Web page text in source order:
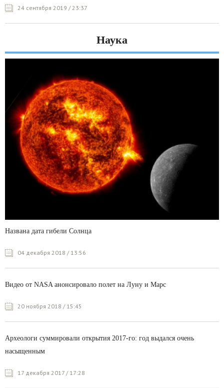
24 сентября 2019 / 23:37
Наука
Названа дата гибели Солнца
04 декабря 2018 / 13:56
Видео от NASA анонсировало полет на Луну и Марс
20 ноября 2018 / 15:45
Археологи суммировали открытия 2017-го: год выдался очень
насыщенным
17 декабря 2017 / 17:28